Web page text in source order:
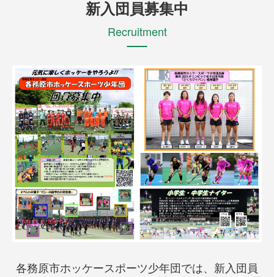
新入団員募集中
Recruitment
各務原市ホッケースポーツ少年団では、新入団員